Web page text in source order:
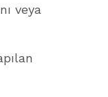
veya